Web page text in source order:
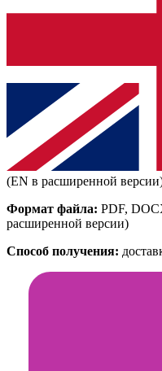
(EN в расширенной
Формат файла: PDF,
расширенной версии)
Способ получения: